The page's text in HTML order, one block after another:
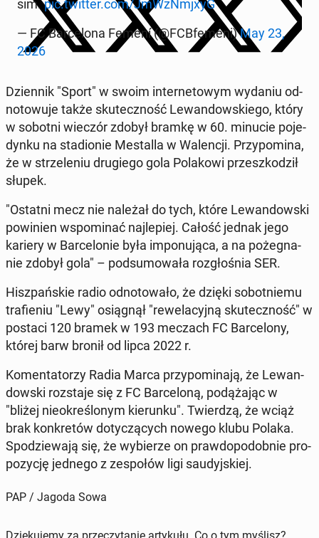
sim.pic.twitter.com/JmW­zNm­jxyG
— FC Bar­ce­lo­na Femení (@FCB­fe­me­ni)May 23,
2026
Dzien­nik "Sport" w swoim in­ter­ne­to­wym wydaniu od­
no­to­wu­je także sku­tecz­ność Le­wan­dow­skie­go, który
w sobotni wieczór zdobył bramkę w 60. minucie po­je­
dyn­ku na sta­dio­nie Me­stal­la w Wa­len­cji. Przy­po­mi­na,
że w strze­le­niu dru­gie­go gola Po­la­ko­wi prze­szko­dził
słupek.
"Ostatni mecz nie należał do tych, które Le­wan­dow­ski
po­wi­nien wspo­mi­nać naj­le­piej. Całość jednak jego
kariery w Bar­ce­lo­nie była im­po­nu­ją­ca, a na po­że­gna­
nie zdobył gola" – pod­su­mo­wa­ła roz­gło­śnia SER.
Hisz­pań­skie radio od­no­to­wa­ło, że dzięki so­bot­nie­mu
tra­fie­niu "Lewy" osią­gnął "re­we­la­cyj­ną sku­tecz­ność" w
postaci 120 bramek w 193 meczach FC Bar­ce­lo­ny,
której barw bronił od lipca 2022 r.
Ko­men­ta­to­rzy Radia Marca przy­po­mi­na­ją, że Le­wan­
dow­ski roz­sta­je się z FC Bar­ce­lo­ną, po­dą­ża­jąc w
"bliżej nie­okre­ślo­nym kie­run­ku". Twier­dzą, że wciąż
brak kon­kre­tów do­ty­czą­cych nowego klubu Polaka.
Spo­dzie­wa­ją się, że wy­bie­rze on praw­do­po­dob­nie pro­
po­zy­cję jednego z ze­spo­łów ligi sau­dyj­skiej.
PAP / Jagoda Sowa